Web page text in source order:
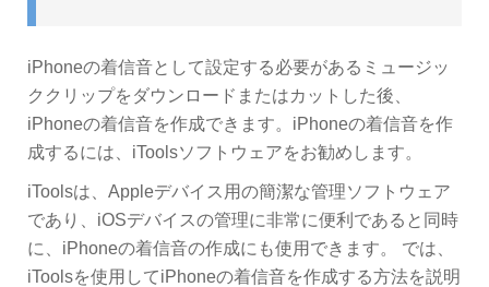
iPhoneの着信音として設定する必要があるミュージッ
ククリップをダウンロードまたはカットした後、
iPhoneの着信音を作成できます。iPhoneの着信音を作
成するには、iToolsソフトウェアをお勧めします。
iToolsは、Appleデバイス用の簡潔な管理ソフトウェア
であり、iOSデバイスの管理に非常に便利であると同時
に、iPhoneの着信音の作成にも使用できます。 では、
iToolsを使用してiPhoneの着信音を作成する方法を説明